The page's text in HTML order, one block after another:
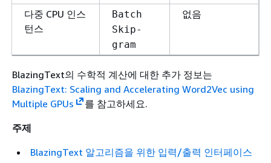
다중 CPU 인스
턴스
Batch
Skip-
gram
없음
BlazingText의 수학적 계산에 대한 추가 정보는
BlazingText: Scaling and Accelerating Word2Vec using
Multiple GPUs
를 참고하세요.
주제
BlazingText 알고리즘을 위한 입력/출력 인터페이스